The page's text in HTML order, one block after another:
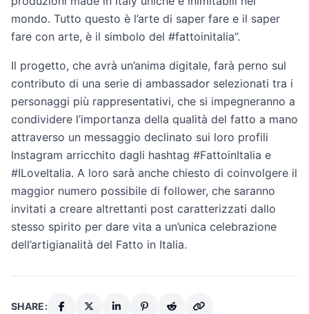
mondo. Tutto questo è l’arte di saper fare e il saper
fare con arte, è il simbolo del #fattoinitalia”.
Il progetto, che avrà un’anima digitale, farà perno sul
contributo di una serie di ambassador selezionati tra i
personaggi più rappresentativi, che si impegneranno a
condividere l’importanza della qualità del fatto a mano
attraverso un messaggio declinato sui loro profili
Instagram arricchito dagli hashtag #FattoinItalia e
#ILoveItalia. A loro sarà anche chiesto di coinvolgere il
maggior numero possibile di follower, che saranno
invitati a creare altrettanti post caratterizzati dallo
stesso spirito per dare vita a un’unica celebrazione
dell’artigianalità del Fatto in Italia.
SHARE: